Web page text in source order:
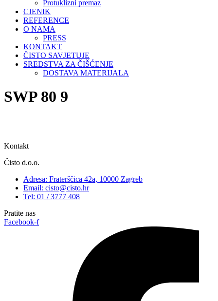
Protuklizni premaz
CJENIK
REFERENCE
O NAMA
PRESS
KONTAKT
ČISTO SAVJETUJE
SREDSTVA ZA ČIŠĆENJE
DOSTAVA MATERIJALA
SWP 80 9
Kontakt
Čisto d.o.o.
Adresa: Fraterščica 42a, 10000 Zagreb
Email: cisto@cisto.hr
Tel: 01 / 3777 408
Pratite nas
Facebook-f